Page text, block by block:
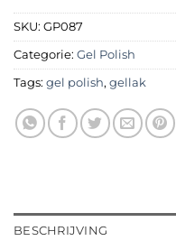
SKU: GP087
Categorie: Gel Polish
Tags: gel polish, gellak
BESCHRIJVING